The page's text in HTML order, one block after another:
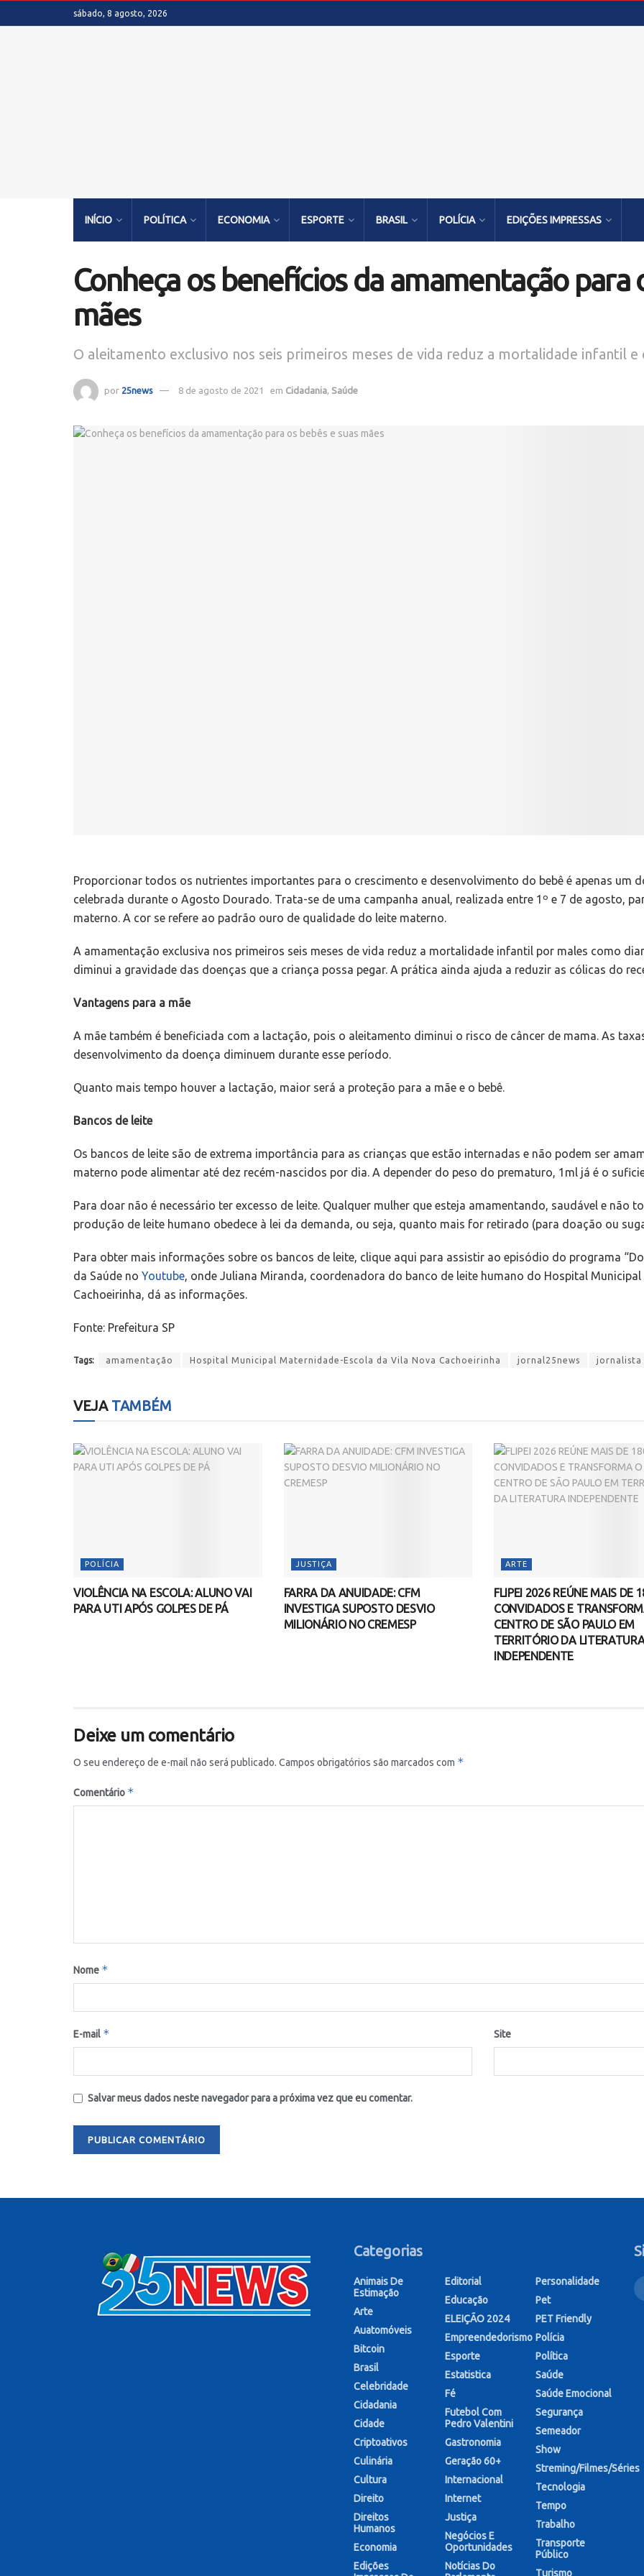
sábado, 8 agosto, 2026
INÍCIO POLÍTICA ECONOMIA ESPORTE BRASIL POLÍCIA EDIÇÕES IMPRESSAS
Conheça os benefícios da amamentação para
mães
O aleitamento exclusivo nos seis primeiros meses de vida reduz a mortalidade infantil
por 25news 8 de agosto de 2021 em Cidadania Saúde
Proporcionar todos os nutrientes importantes para o crescimento e desenvolvimento do bebê é apenas um
celebrada durante o Agosto Dourado. Trata-se de uma campanha anual, realizada entre 1º e 7 de agosto,
materno. A cor se refere ao padrão ouro de qualidade do leite materno.
A amamentação exclusiva nos primeiros seis meses de vida reduz a mortalidade infantil por males como
diminui a gravidade das doenças que a criança possa pegar. A prática ainda ajuda a reduzir as cólicas do
Vantagens para a mãe
A mãe também é beneficiada com a lactação, pois o aleitamento diminui o risco de câncer de mama. As
desenvolvimento da doença diminuem durante esse período.
Quanto mais tempo houver a lactação, maior será a proteção para a mãe e o bebê.
Bancos de leite
Os bancos de leite são de extrema importância para as crianças que estão internadas e não podem ser
materno pode alimentar até dez recém-nascidos por dia. A depender do peso do prematuro, 1ml já é o
Para doar não é necessário ter excesso de leite. Qualquer mulher que esteja amamentando, saudável e não
produção de leite humano obedece à lei da demanda, ou seja, quanto mais for retirado (para doação ou
Para obter mais informações sobre os bancos de leite, clique aqui para assistir ao episódio do programa
da Saúde no Youtube, onde Juliana Miranda, coordenadora do banco de leite humano do Hospital
Cachoeirinha, dá as informações.
Fonte: Prefeitura SP
Tags: amamentação Hospital Municipal Maternidade-Escola da Vila Nova Cachoeirinha jornal25news jornalista
VEJATAMBÉM
POLÍCIA
VIOLÊNCIA NA ESCOLA: ALUNO VAI
PARA UTI APÓS GOLPES DE PÁ
JUSTIÇA
FARRA DA ANUIDADE: CFM
INVESTIGA SUPOSTO DESVIO
MILIONÁRIO NO CREMESP
ARTE
FLIPEI 2026 REÚNE MAIS DE
CONVIDADOS E
CENTRO DE SÃO PAULO EM
TERRITÓRIO DA
INDEPENDENTE
Deixe um comentário
O seu endereço de e-mail não será publicado. Campos obrigatórios são marcados com *
Comentário *
Nome *
E-mail * Site
Salvar meus dados neste navegador para a próxima vez que eu comentar.
Categorias
Animais De
Estimação
Arte
Auatomóveis
Bitcoin
Brasil
Celebridade
Cidadania
Cidade
Criptoativos
Culinária
Cultura
Direito
Direitos
Humanos
Economia
Edições
Editorial
Educação
ELEIÇÃO 2024
Empreendedorismo
Esporte
Estatistica
Fé
Futebol Com
Pedro Valentini
Gastronomia
Geração 60+
Internacional
Internet
Justiça
Negócios E
Oportunidades
Notícias Do
Personalidade
Pet
PET Friendly
Polícia
Política
Saúde
Saúde Emocional
Segurança
Semeador
Show
Streming/Filmes/Séries
Tecnologia
Tempo
Trabalho
Transporte
Público
Turismo